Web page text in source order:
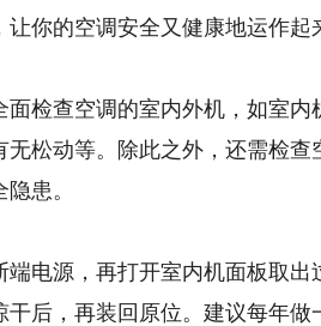
你的空调安全又健康地运作起
查空调的室内外机，如室内
松动等。除此之外，还需检
患。
源，再打开室内机面板取出
后，再装回原位。建议每年